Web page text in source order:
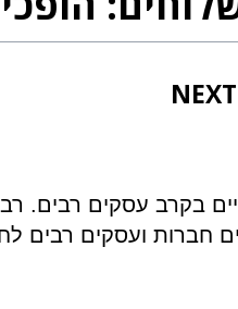
בקרב עסקים רבים.
חברות ועסקים רבים